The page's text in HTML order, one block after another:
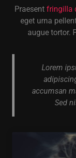
Praesent fringilla
eget urna
augue tortor.
Lorem
accumsan
Sed